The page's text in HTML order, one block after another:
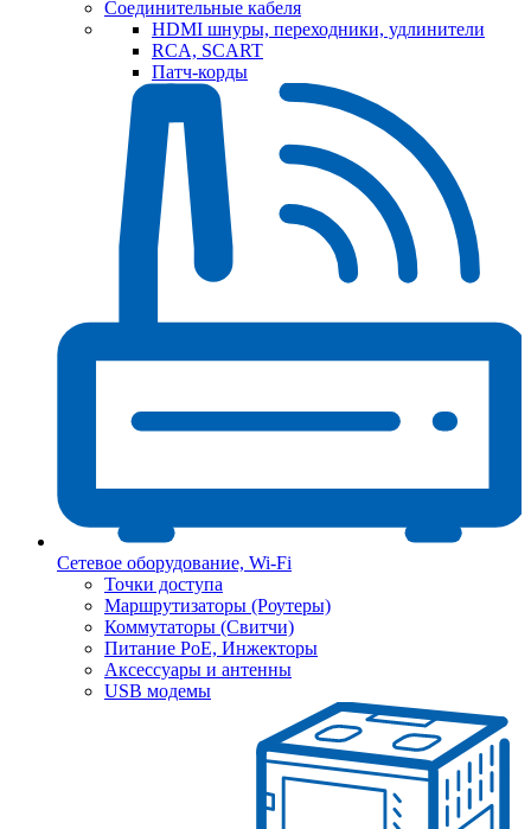
Соединительные кабеля
HDMI шнуры, переходники, удлинители
RCA, SCART
Патч-корды
Сетевое оборудование, Wi-Fi
Точки доступа
Маршрутизаторы (Роутеры)
Коммутаторы (Свитчи)
Питание PoE, Инжекторы
Аксессуары и антенны
USB модемы